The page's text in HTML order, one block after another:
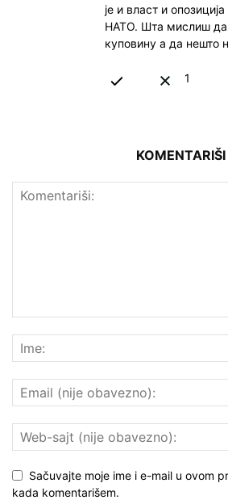
је и власт и
НАТО. Шта мислиш да
куповину а да нешто
1
KOMENTARIŠI
Sačuvajte moje ime i e-mail u ovom
kada komentarišem.